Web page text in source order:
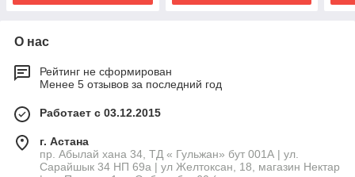
О нас
Рейтинг не сформирован
Менее 5 отзывов за последний год
Работает с 03.12.2015
г. Астана
пр. Абылай хана 34, ТД « Гульжан» бут 001А | ул.
Сарайшык 34 НП 69а | ул Желтоксан, 18, магазин Нектар